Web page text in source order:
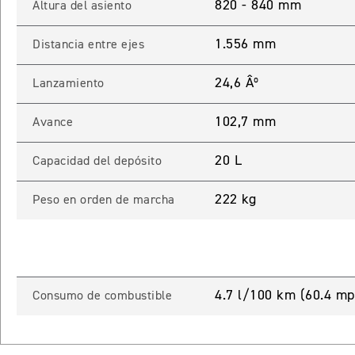
Altura del asiento 820 - 840 mm
Distancia entre ejes 1.556 mm
Lanzamiento 24,6 Âº
Avance 102,7 mm
Capacidad del depósito 20 L
Peso en orden de marcha 222 kg
Consumo de combustible 4.7 l/100 km (60.4